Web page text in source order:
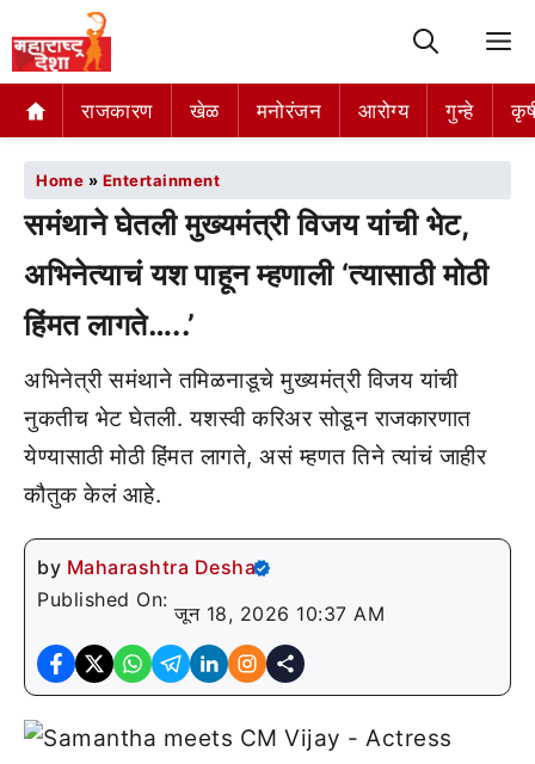
राजकारण खेळ मनोरंजन आरोग्य गुन्हे
Home » Entertainment
समंथाने घेतली मुख्यमंत्री विजय यांची भेट,
अभिनेत्याचं यश पाहून म्हणाली ‘त्यासाठी मोठी
हिंमत लागते…..’
अभिनेत्री समंथाने तमिळनाडूचे मुख्यमंत्री विजय यांची
नुकतीच भेट घेतली. यशस्वी करिअर सोडून राजकारणात
येण्यासाठी मोठी हिंमत लागते, असं म्हणत तिने त्यांचं जाहीर
कौतुक केलं आहे.
by Maharashtra Desha
Published On:
जून 18, 2026 10:37 AM